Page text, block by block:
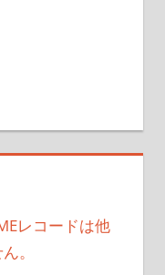
レコードは他
。